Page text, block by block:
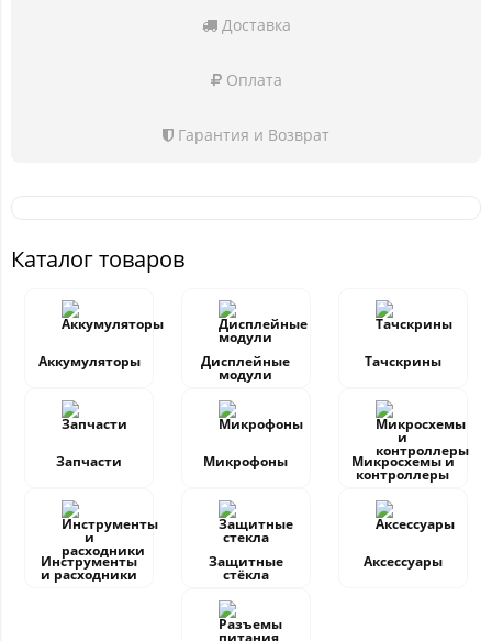
Доставка
Оплата
Гарантия и Возврат
Каталог товаров
Аккумуляторы Дисплейные
модули
Тачскрины
Запчасти Микрофоны Микросхемы и
контроллеры
Инструменты
и расходники
Защитные
стёкла
Аксессуары